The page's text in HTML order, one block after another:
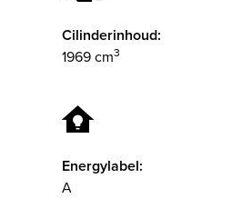
Cilinderinhoud:
1969 cm3
Energylabel:
A